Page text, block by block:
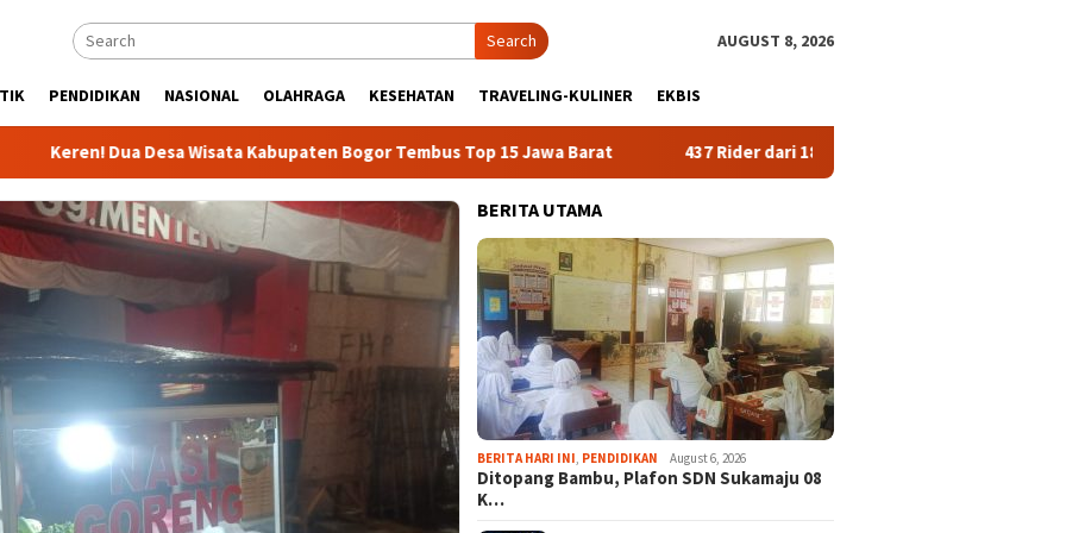
Search AUGUST 8, 2026
PENDIDIKAN NASIONAL OLAHRAGA KESEHATAN TRAVELING-KULINER EKBIS
Dua Desa Wisata Kabupaten Bogor Tembus Top 15 Jawa Barat 437 Rider dari 18 Provinsi Ramaikan Bupati Cup 2026
BERITA UTAMA
BERITA HARI INI PENDIDIKAN August 6, 2026
Ditopang Bambu, Plafon SDN Sukamaju 08
K…